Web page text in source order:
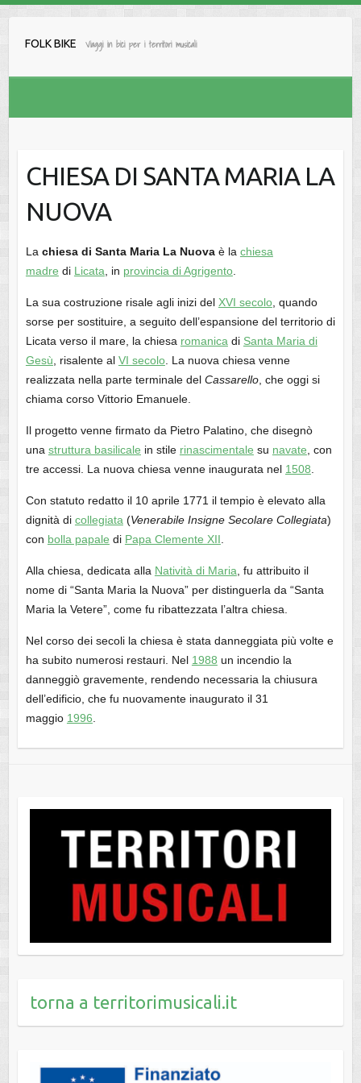
FOLK BIKE Viaggi in bici per i territori musicali
CHIESA DI SANTA MARIA LA
NUOVA
La chiesa di Santa Maria La Nuovaè la chiesa
madre di Licata , in provincia di Agrigento.
La sua costruzione risale agli inizi del XVI secolo, quando
sorse per sostituire, a seguito dell’espansione del territorio di
Licata verso il mare, la chiesa romanica di Santa Maria di
Gesù , risalente al VI secolo. La nuova chiesa venne
realizzata nella parte terminale del Cassarello, che oggi si
chiama corso Vittorio Emanuele.
Il progetto venne firmato da Pietro Palatino, che disegnò
una struttura basilicale in stile rinascimentale su navate , con
tre accessi. La nuova chiesa venne inaugurata nel 1508
Con statuto redatto il 10 aprile 1771 il tempio è elevato alla
dignità di collegiata (Venerabile Insigne Secolare Collegiata)
con bolla papale di Papa Clemente XII
Alla chiesa, dedicata alla Natività di Maria , fu attribuito il
nome di “Santa Maria la Nuova” per distinguerla da “Santa
Maria la Vetere”, come fu ribattezzata l’altra chiesa.
Nel corso dei secoli la chiesa è stata danneggiata più volte e
ha subito numerosi restauri. Nel 1988 un incendio la
danneggiò gravemente, rendendo necessaria la chiusura
dell’edificio, che fu nuovamente inaugurato il 31
maggio 1996
torna a territorimusicali.it